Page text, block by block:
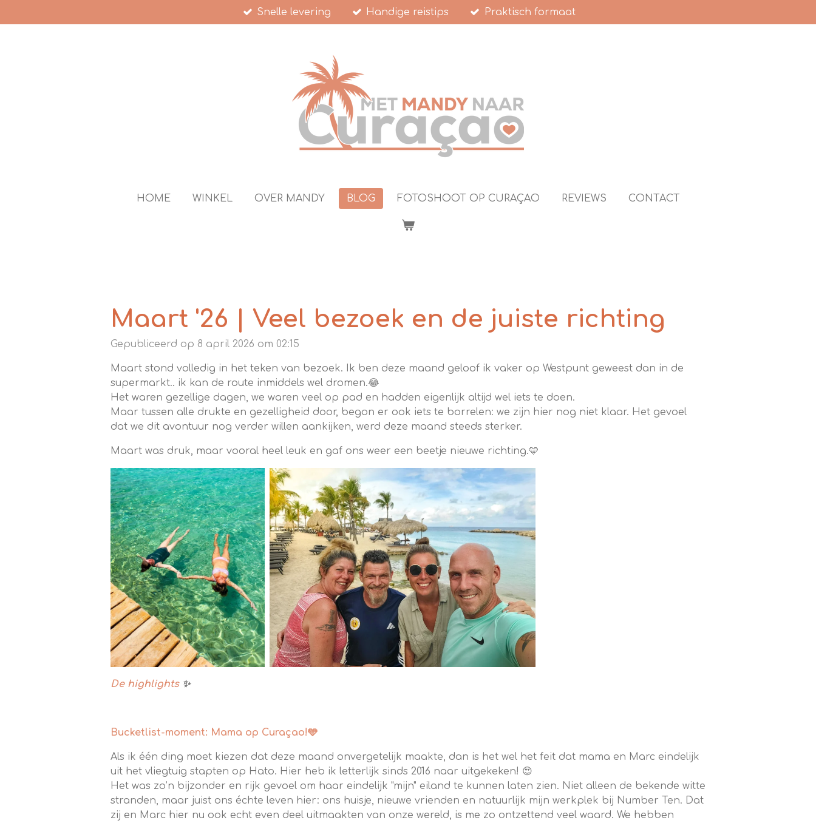
direct
Snelle levering Handige reistips Praktisch formaat
HOME WINKEL OVER MANDY BLOG FOTOSHOOT OP CURAÇAO REVIEWS CONTACT
Maart '26 | Veel bezoek en de juiste richting
Gepubliceerd op 8 april 2026 om 02:15
Maart stond volledig in het teken van bezoek. Ik ben deze maand geloof ik vaker op Westpunt geweest dan in de
supermarkt.. ik kan de route inmiddels wel dromen.😂
Het waren gezellige dagen, we waren veel op pad en hadden eigenlijk altijd wel iets te doen.
Maar tussen alle drukte en gezelligheid door, begon er ook iets te borrelen: we zijn hier nog niet klaar. Het gevoel
dat we dit avontuur nog verder willen aankijken, werd deze maand steeds sterker.
Maart was druk, maar vooral heel leuk en gaf ons weer een beetje nieuwe richting.🩵
De highlights ✨
Bucketlist-moment: Mama op Curaçao!🩵
Als ik één ding moet kiezen dat deze maand onvergetelijk maakte, dan is het wel het feit dat mama en Marc eindelijk
uit het vliegtuig stapten op Hato. Hier heb ik letterlijk sinds 2016 naar uitgekeken! 😍
Het was zo’n bijzonder en rijk gevoel om haar eindelijk "mijn" eiland te kunnen laten zien. Niet alleen de bekende witte
stranden, maar juist ons échte leven hier: ons huisje, nieuwe vrienden en natuurlijk mijn werkplek bij Number Ten. Dat
zij en Marc hier nu ook echt even deel uitmaakten van onze wereld, is me zo ontzettend veel waard. We hebben